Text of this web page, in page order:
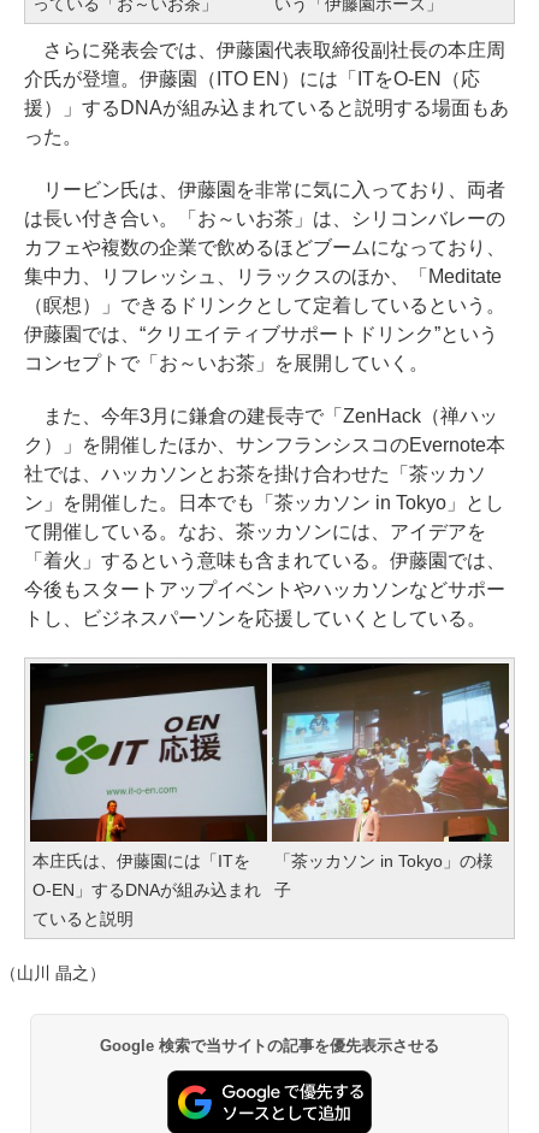
さらに発表会では、伊藤園代表取締役副社長の本庄周
介氏が登壇。伊藤園（ITO EN）には「ITをO-EN（応
援）」するDNAが組み込まれていると説明する場面もあ
った。
リービン氏は、伊藤園を非常に気に入っており、両者
は長い付き合い。「お～いお茶」は、シリコンバレーの
カフェや複数の企業で飲めるほどブームになっており、
集中力、リフレッシュ、リラックスのほか、「Meditate
（瞑想）」できるドリンクとして定着しているという。
伊藤園では、“クリエイティブサポートドリンク”という
コンセプトで「お～いお茶」を展開していく。
また、今年3月に鎌倉の建長寺で「ZenHack（禅ハッ
ク）」を開催したほか、サンフランシスコのEvernote本
社では、ハッカソンとお茶を掛け合わせた「茶ッカソ
ン」を開催した。日本でも「茶ッカソン in Tokyo」とし
て開催している。なお、茶ッカソンには、アイデアを
「着火」するという意味も含まれている。伊藤園では、
今後もスタートアップイベントやハッカソンなどサポー
トし、ビジネスパーソンを応援していくとしている。
本庄氏は、伊藤園には「ITを
O-EN」するDNAが組み込まれ
ていると説明
「茶ッカソン in Tokyo」の様
子
（山川 晶之）
Google 検索で当サイトの記事を優先表示させる